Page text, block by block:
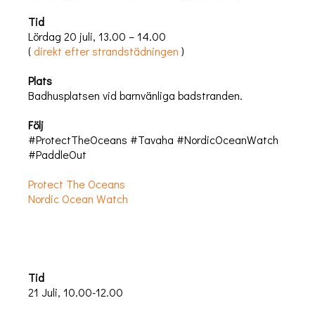
Tid
Lördag 20 juli, 13.00 – 14.00
( direkt efter strandstädningen )
Plats
Badhusplatsen vid barnvänliga badstranden.
Följ
#ProtectTheOceans #Tavaha #NordicOceanWatch
#PaddleOut
Protect The Oceans
Nordic Ocean Watch
Tid
21 Juli, 10.00-12.00